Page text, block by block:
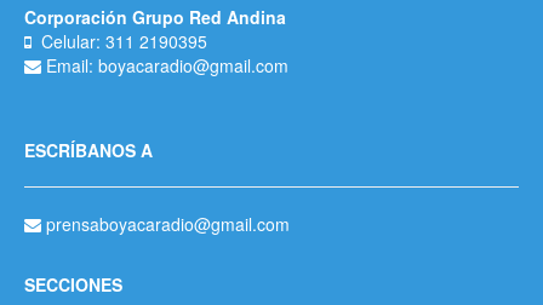
Corporación Grupo Red Andina
Celular: 311 2190395
Email: boyacaradio@gmail.com
ESCRÍBANOS A
prensaboyacaradio@gmail.com
SECCIONES